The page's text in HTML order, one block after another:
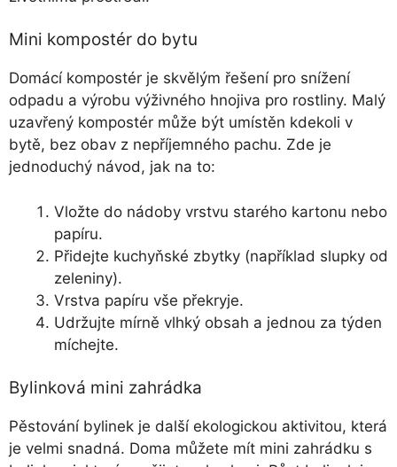
Mini kompostér do bytu
Domácí ko­m­pos­tér je skvělým řešení pro snížení
odpadu a výrobu výživného hnojiva pro rostliny. Malý
uzavřený kompostér může být umístěn kdekoli v
bytě, bez obav z nepříjemného pachu. Zde je
jednoduchý návod, jak na to:
Vložte do nádoby vrstvu starého kartonu nebo
papíru.
Přidejte kuchyňské zbytky (například slupky od
zeleniny).
Vrstva papíru vše překryje.
Udržujte mírně vlhký obsah a jednou za týden
míchejte.
Bylinková mini zahrádka
Pěstování bylinek je další ekologickou aktivitou, která
je velmi snadná. Doma můžete mít mini zahrádku s